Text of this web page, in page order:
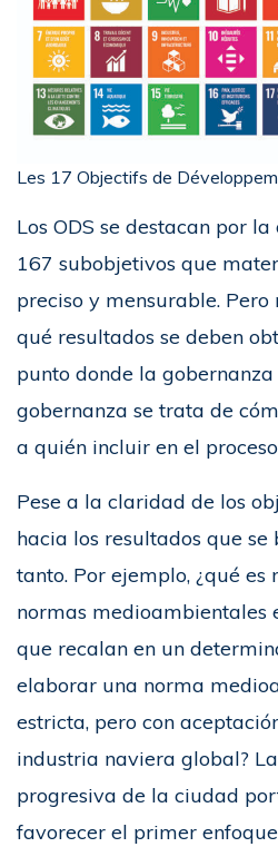
Les 17 Objectifs de
Los ODS se destacan por
167 subobjetivos que
preciso y mensurable. Pero
qué resultados se deben
punto donde la
gobernanza se trata de
a quién incluir en el
Pese a la claridad de los
hacia los resultados que se
tanto. Por ejemplo, ¿qué es
normas medioambientales
que recalan en un
elaborar una norma
estricta, pero con
industria naviera global?
progresiva de la ciudad
favorecer el primer